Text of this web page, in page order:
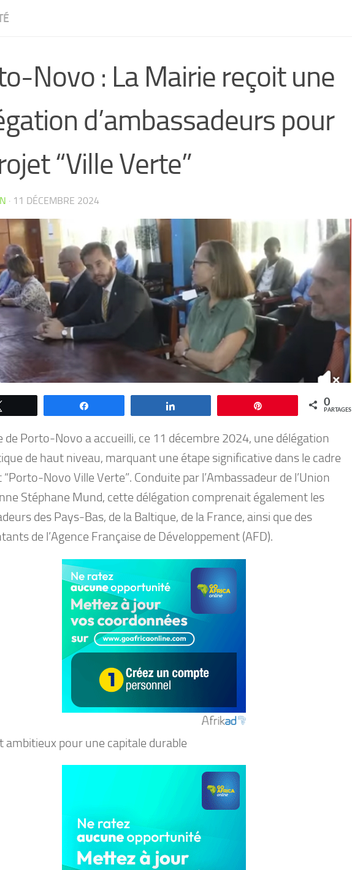
Novo : La Mairie reçoit une
d’ambassadeurs pour
“Ville Verte”
· 11 DÉCEMBRE 2024
0
PARTAGES
de Porto-Novo a accueilli, ce 11 décembre 2024, une délégation
de haut niveau, marquant une étape significative dans le cadre
Novo Ville Verte”. Conduite par l’Ambassadeur de l’Union
Stéphane Mund, cette délégation comprenait également les
des Pays-Bas, de la Baltique, de la France, ainsi que des
de l’Agence Française de Développement (AFD).
ambitieux pour une capitale durable